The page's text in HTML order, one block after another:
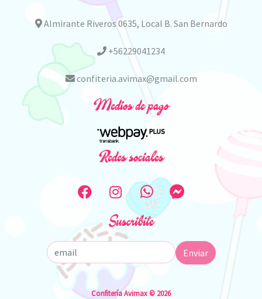
Almirante Riveros 0635, Local B. San Bernardo
+56229041234
confiteria.avimax@gmail.com
Medios de pago
Redes sociales
Suscribite
Enviar
Confitería Avimax © 2026